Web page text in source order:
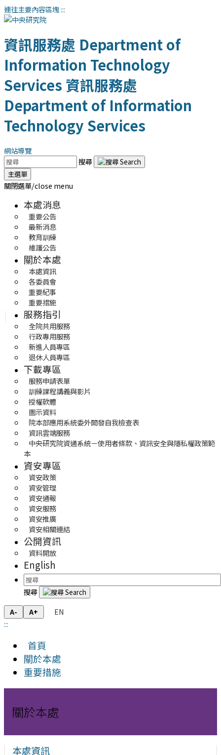
連往主要內容區塊:::
資訊服務處 Department of
Information Technology
Services 資訊服務處
Department of Information
Technology Services
網站導覽
搜尋
主選單
關閉選單/close menu
本處消息
重要公告
最新消息
教育訓練
維護公告
關於本處
本處資訊
各委員會
重要紀事
重要措施
服務指引
全院共用服務
行政專用服務
新進人員專區
退休人員專區
下載專區
服務申請表單
訓練課程講義與影片
授權軟體
圖示資料
院本部應用系統委外開發自我檢查表
資訊雲端服務
中央研究院資通系統－使用者條款、資訊安全與隱私權政策範
本
資安專區
資安政策
資安管理
資安通報
資安服務
資安推廣
資安相關連結
公開資訊
資料開放
English
搜尋
A- A+
EN
:::
首頁
關於本處
重要措施
關於本處
本處資訊